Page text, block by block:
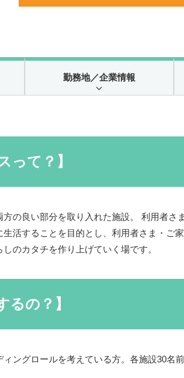
勤務地／企業情報
って？】
方の良い部分を取り入れた施設。 利用者さ
活することを目的とし、利用者さま・ご
のカタチを作り上げていく場です。
るの？】
ングロールを考えている方。各施設30名